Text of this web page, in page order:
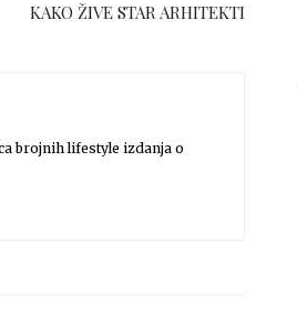
KAKO ŽIVE STAR ARHITEKTI
brojnih lifestyle izdanja o